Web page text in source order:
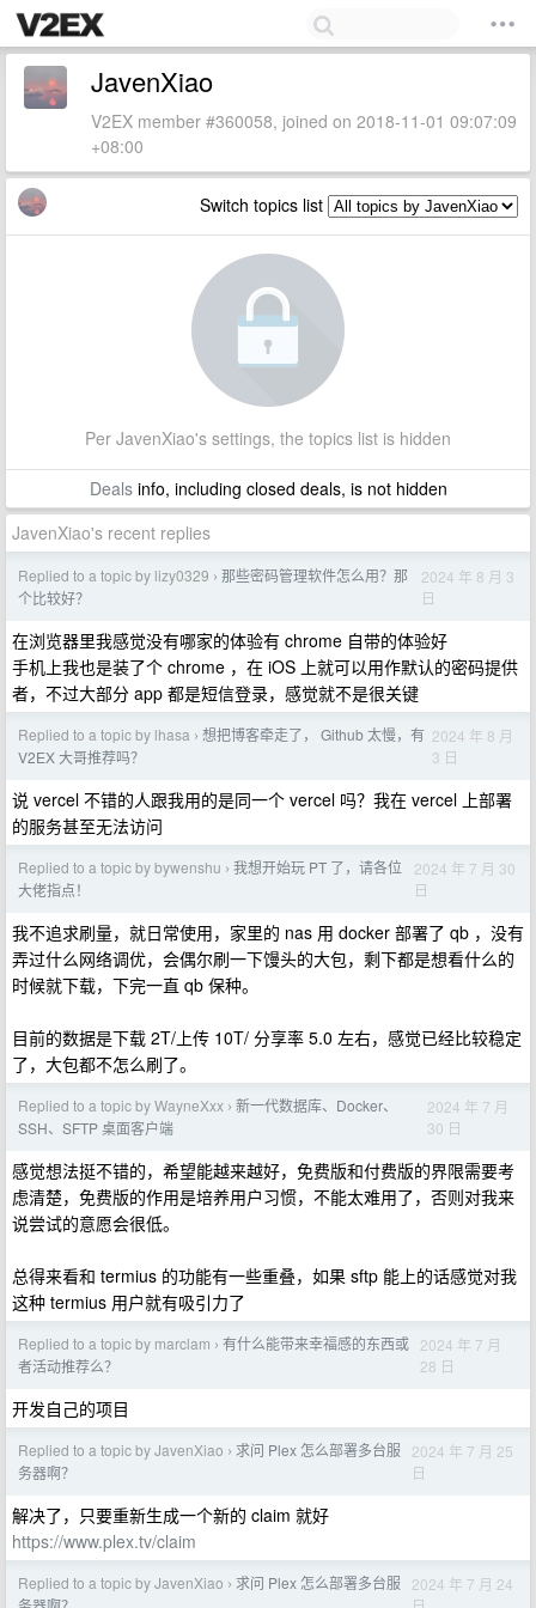
JavenXiao
V2EX member #360058, joined on 2018-11-01 09:07:09
+08:00
Switch topics list
Per JavenXiao's settings, the topics list is hidden
Dealsinfo, including closed deals, is not hidden
JavenXiao's recent replies
Replied to a topic by lizy0329 › 那些密码管理软件怎么用？那
个比较好？
2024 年 8 月 3
日
在浏览器里我感觉没有哪家的体验有 chrome 自带的体验好
手机上我也是装了个 chrome ，在 iOS 上就可以用作默认的密码提供
者，不过大部分 app 都是短信登录，感觉就不是很关键
Replied to a topic by lhasa › 想把博客牵走了， Github 太慢，有
V2EX 大哥推荐吗？
2024 年 8 月
3 日
说 vercel 不错的人跟我用的是同一个 vercel 吗？我在 vercel 上部署
的服务甚至无法访问
Replied to a topic by bywenshu › 我想开始玩 PT 了，请各位
大佬指点！
2024 年 7 月 30
日
我不追求刷量，就日常使用，家里的 nas 用 docker 部署了 qb ，没有
弄过什么网络调优，会偶尔刷一下馒头的大包，剩下都是想看什么的
时候就下载，下完一直 qb 保种。
目前的数据是下载 2T/上传 10T/ 分享率 5.0 左右，感觉已经比较稳定
了，大包都不怎么刷了。
Replied to a topic by WayneXxx › 新一代数据库、Docker、
SSH、SFTP 桌面客户端
2024 年 7 月
30 日
感觉想法挺不错的，希望能越来越好，免费版和付费版的界限需要考
虑清楚，免费版的作用是培养用户习惯，不能太难用了，否则对我来
说尝试的意愿会很低。
总得来看和 termius 的功能有一些重叠，如果 sftp 能上的话感觉对我
这种 termius 用户就有吸引力了
Replied to a topic by marclam › 有什么能带来幸福感的东西或
者活动推荐么？
2024 年 7 月
28 日
开发自己的项目
Replied to a topic by JavenXiao › 求问 Plex 怎么部署多台服
务器啊？
2024 年 7 月 25
日
解决了，只要重新生成一个新的 claim 就好
https://www.plex.tv/claim
Replied to a topic by JavenXiao › 求问 Plex 怎么部署多台服
2024 年 7 月 24